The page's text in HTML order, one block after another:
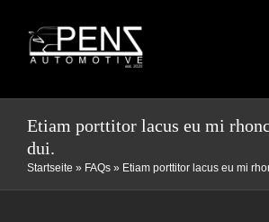
content
HOME
Etiam porttitor lacus eu mi
dui.
Startseite » FAQs » Etiam porttitor lacus eu mi